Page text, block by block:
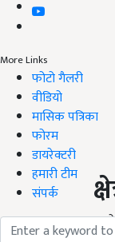
More Links
फोटो गैलरी
वीडियो
मासिक पत्रिका
फोरम
डायरेक्टरी
हमारी टीम
संपर्क